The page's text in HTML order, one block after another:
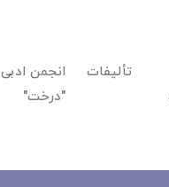
تألیفات
انجمن ادبی
"درخت"